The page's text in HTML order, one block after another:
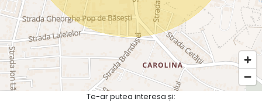
Te-ar putea interesa și: